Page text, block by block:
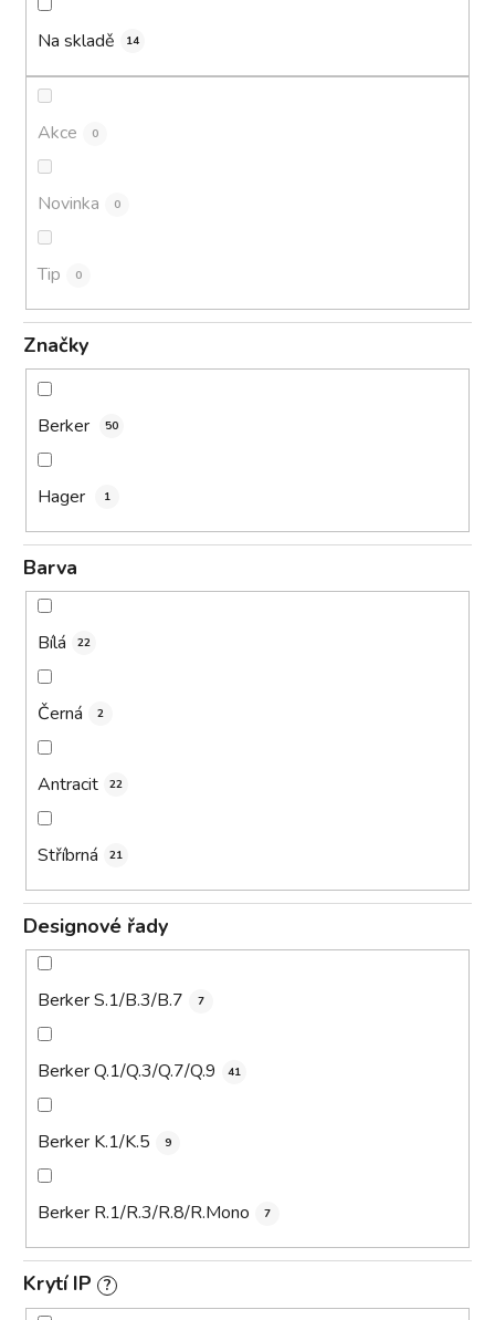
Na skladě 14
Akce 0
Novinka 0
Tip 0
Značky
Berker 50
Hager 1
Barva
Bílá 22
Černá 2
Antracit 22
Stříbrná 21
Designové řady
Berker S.1/B.3/B.7 7
Berker Q.1/Q.3/Q.7/Q.9 41
Berker K.1/K.5 9
Berker R.1/R.3/R.8/R.Mono 7
Krytí IP ?